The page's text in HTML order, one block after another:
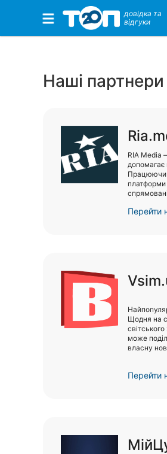
Ветеринарні клініки
Приватні клініки
довідка та
відгуки
Наші партнери
RIA Media
допомагає
Працюючи
платформи
Перейти
Щодня на
може
власну
Перейти